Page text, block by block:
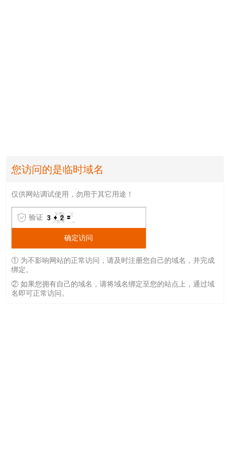
您访问的是临时域名
仅供网站调试使用，勿用于其它用途！
验证
确定访问
① 为不影响网站的正常访问，请及时注册您自己的域名，并完成
绑定。
② 如果您拥有自己的域名，请将域名绑定至您的站点上，通过域
名即可正常访问。